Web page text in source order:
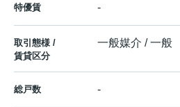
特優賃 -
取引態様 /
賃貸区分
一般媒介 / 一般
総戸数 -